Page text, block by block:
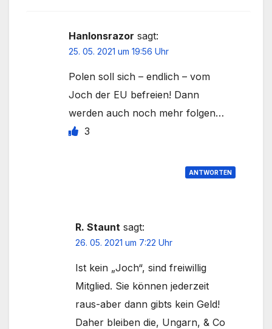
Hanlonsrazor sagt:
25. 05. 2021 um 19:56 Uhr
Polen soll sich – endlich – vom
Joch der EU befreien! Dann
werden auch noch mehr folgen…
3
ANTWORTEN
R. Staunt sagt:
26. 05. 2021 um 7:22 Uhr
Ist kein „Joch“, sind freiwillig
Mitglied. Sie können jederzeit
raus-aber dann gibts kein Geld!
Daher bleiben die, Ungarn, & Co